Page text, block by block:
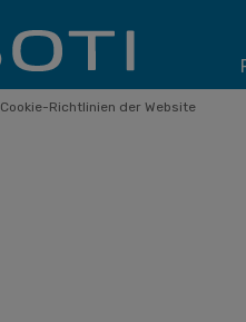
Cookie-Richtlinien der Website